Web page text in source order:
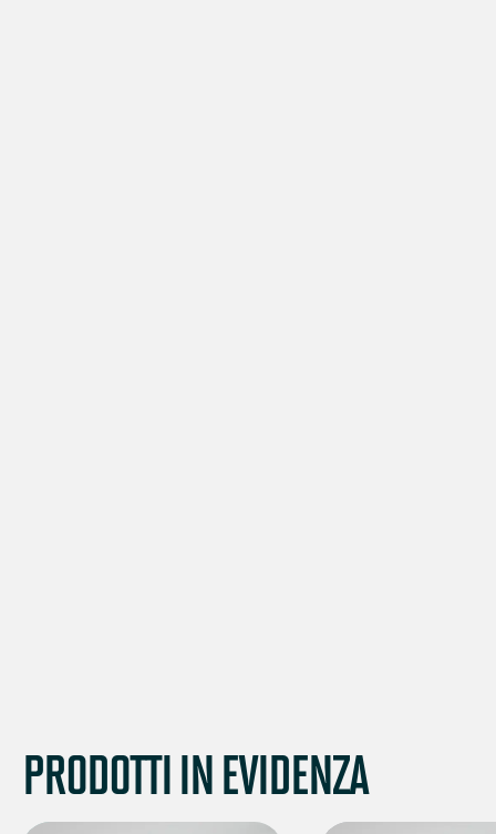
PRODOTTI IN EVIDENZA